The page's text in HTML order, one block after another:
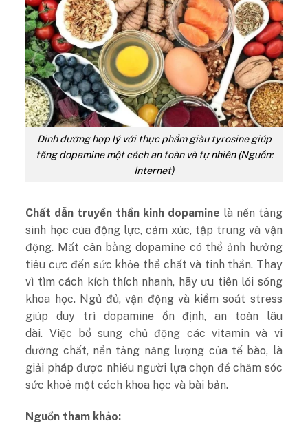
Dinh dưỡng hợp lý với thực phẩm giàu tyrosine giúp
tăng dopamine một cách an toàn và tự nhiên (Nguồn:
Internet)
Chất dẫn truyền thần kinh dopamine là nền tảng
sinh học của động lực, cảm xúc, tập trung và vận
động. Mất cân bằng dopamine có thể ảnh hưởng
tiêu cực đến sức khỏe thể chất và tinh thần. Thay
vì tìm cách kích thích nhanh, hãy ưu tiên lối sống
khoa học. Ngủ đủ, vận động và kiểm soát stress
giúp duy trì dopamine ổn định, an toàn lâu
dài. Việc bổ sung chủ động các vitamin và vi
dưỡng chất, nền tảng năng lượng của tế bào, là
giải pháp được nhiều người lựa chọn để chăm sóc
sức khoẻ một cách khoa học và bài bản.
Nguồn tham khảo: